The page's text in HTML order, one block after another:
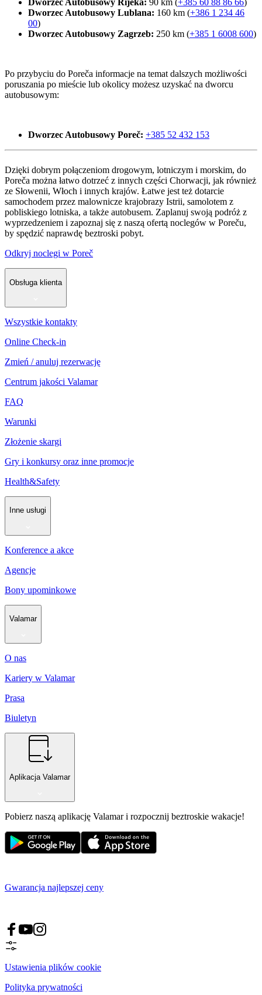
Dworzec Autobusowy Rijeka: 90 km (+385 60 88 86 66)
Dworzec Autobusowy Lublana: 160 km (+386 1 234 46
00)
Dworzec Autobusowy Zagrzeb: 250 km (+385 1 6008 600)
Po przybyciu do Poreča informacje na temat dalszych możliwości
poruszania po mieście lub okolicy możesz uzyskać na dworcu
autobusowym:
Dworzec Autobusowy Poreč: +385 52 432 153
Dzięki dobrym połączeniom drogowym, lotniczym i morskim, do
Poreča można łatwo dotrzeć z innych części Chorwacji, jak również
ze Słowenii, Włoch i innych krajów. Łatwe jest też dotarcie
samochodem przez malownicze krajobrazy Istrii, samolotem z
pobliskiego lotniska, a także autobusem. Zaplanuj swoją podróż z
wyprzedzeniem i zapoznaj się z naszą ofertą noclegów w Poreču,
by spędzić naprawdę beztroski pobyt.
Odkryj noclegi w Poreč
Obsługa klienta
Wszystkie kontakty
Online Check-in
Zmień / anuluj rezerwację
Centrum jakości Valamar
FAQ
Warunki
Złożenie skargi
Gry i konkursy oraz inne promocje
Health&Safety
Inne usługi
Konference a akce
Agencje
Bony upominkowe
Valamar
O nas
Kariery w Valamar
Prasa
Biuletyn
Aplikacja Valamar
Pobierz naszą aplikację Valamar i rozpocznij beztroskie wakacje!
Gwarancja najlepszej ceny
Ustawienia plików cookie
Polityka prywatności